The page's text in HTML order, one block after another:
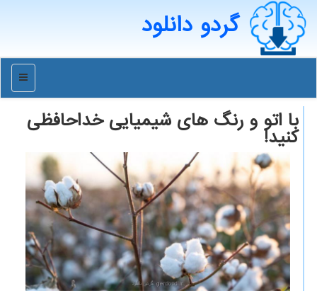
گردو دانلود
منو
با اتو و رنگ های شیمیایی خداحافظی
كنید!